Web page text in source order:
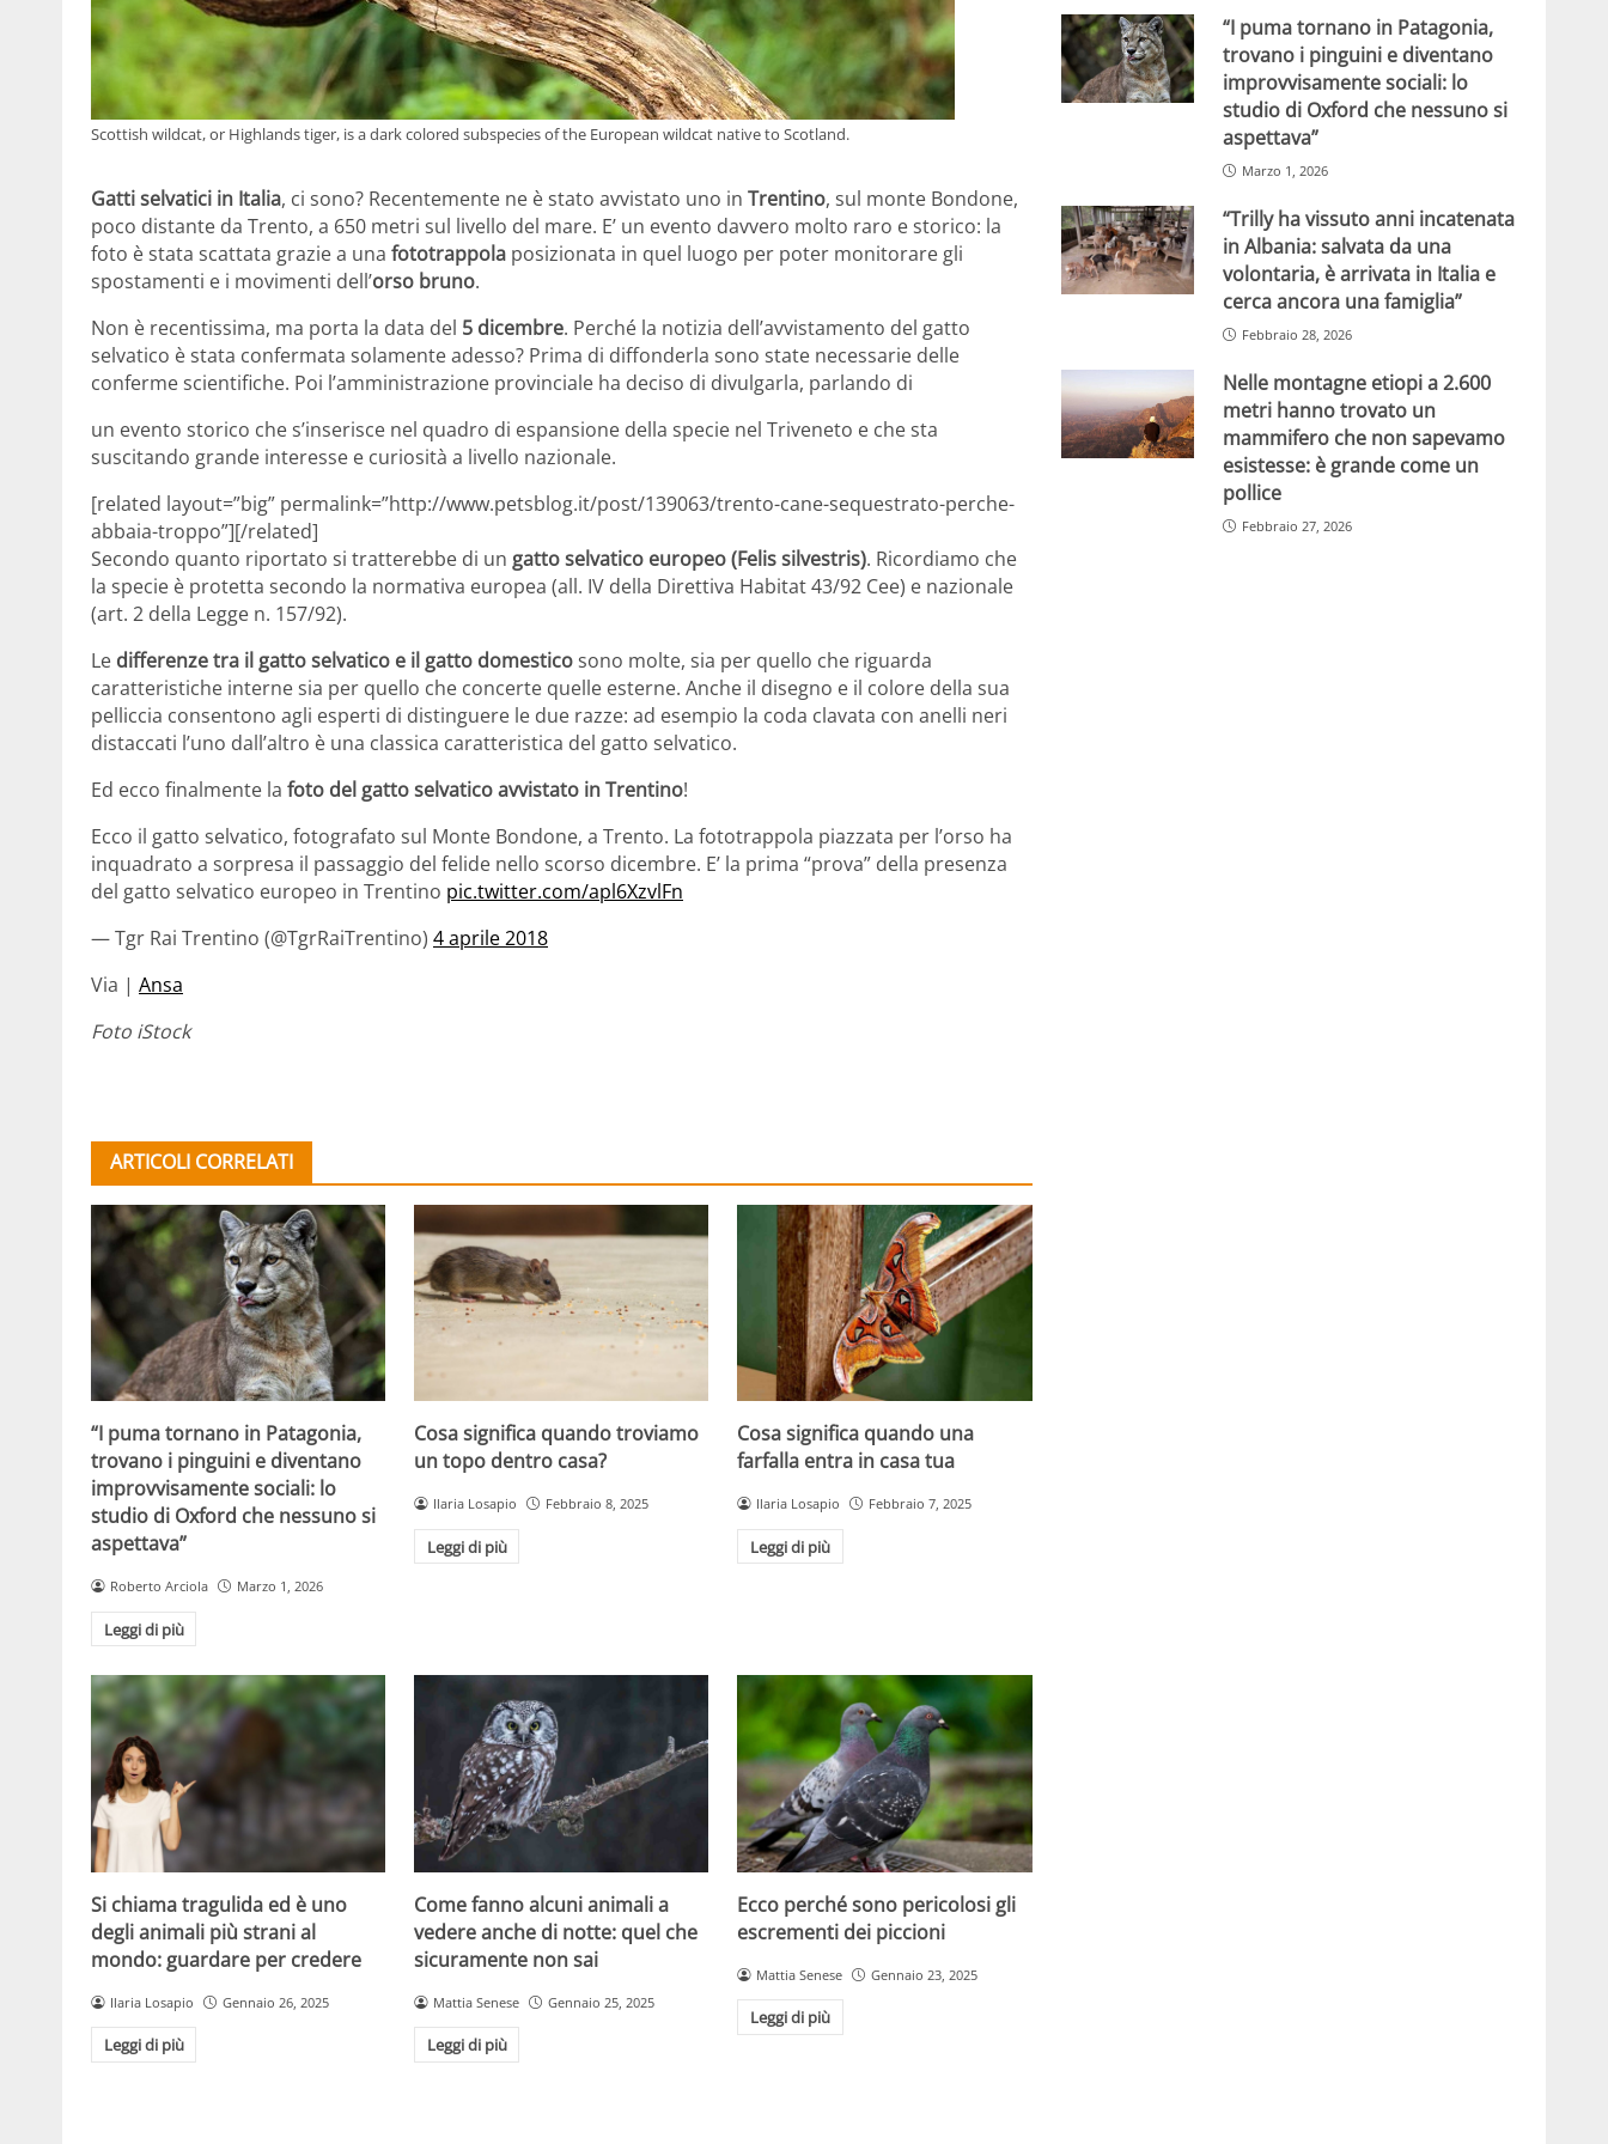
Scottish wildcat, or Highlands tiger, is a dark colored subspecies of the European wildcat native to Scotland.
Gatti selvatici in Italia, ci sono? Recentemente ne è stato avvistato uno in Trentino, sul monte Bondone,
poco distante da Trento, a 650 metri sul livello del mare. E’ un evento davvero molto raro e storico: la
foto è stata scattata grazie a una fototrappola posizionata in quel luogo per poter monitorare gli
spostamenti e i movimenti dell’orso bruno.
Non è recentissima, ma porta la data del 5 dicembre. Perché la notizia dell’avvistamento del gatto
selvatico è stata confermata solamente adesso? Prima di diffonderla sono state necessarie delle
conferme scientifiche. Poi l’amministrazione provinciale ha deciso di divulgarla, parlando di
un evento storico che s’inserisce nel quadro di espansione della specie nel Triveneto e che sta
suscitando grande interesse e curiosità a livello nazionale.
[related layout=”big” permalink=”http://www.petsblog.it/post/139063/trento-cane-sequestrato-perche-
abbaia-troppo”][/related]
Secondo quanto riportato si tratterebbe di un gatto selvatico europeo (Felis silvestris). Ricordiamo che
la specie è protetta secondo la normativa europea (all. IV della Direttiva Habitat 43/92 Cee) e nazionale
(art. 2 della Legge n. 157/92).
Le differenze tra il gatto selvatico e il gatto domesticosono molte, sia per quello che riguarda
caratteristiche interne sia per quello che concerte quelle esterne. Anche il disegno e il colore della sua
pelliccia consentono agli esperti di distinguere le due razze: ad esempio la coda clavata con anelli neri
distaccati l’uno dall’altro è una classica caratteristica del gatto selvatico.
Ed ecco finalmente la foto del gatto selvatico avvistato in Trentino!
Ecco il gatto selvatico, fotografato sul Monte Bondone, a Trento. La fototrappola piazzata per l’orso ha
inquadrato a sorpresa il passaggio del felide nello scorso dicembre. E’ la prima “prova” della presenza
del gatto selvatico europeo in Trentino pic.twitter.com/apl6XzvlFn
— Tgr Rai Trentino (@TgrRaiTrentino) 4 aprile 2018
Via | Ansa
Foto iStock
ARTICOLI CORRELATI
“I puma tornano in Patagonia,
trovano i pinguini e diventano
improvvisamente sociali: lo
studio di Oxford che nessuno si
aspettava”
Roberto Arciola Marzo 1, 2026
Leggi di più
Cosa significa quando troviamo
un topo dentro casa?
Ilaria Losapio Febbraio 8, 2025
Leggi di più
Cosa significa quando una
farfalla entra in casa tua
Ilaria Losapio Febbraio 7, 2025
Leggi di più
Si chiama tragulida ed è uno
degli animali più strani al
mondo: guardare per credere
Ilaria Losapio Gennaio 26, 2025
Leggi di più
Come fanno alcuni animali a
vedere anche di notte: quel che
sicuramente non sai
Mattia Senese Gennaio 25, 2025
Leggi di più
Ecco perché sono pericolosi gli
escrementi dei piccioni
Mattia Senese Gennaio 23, 2025
Leggi di più
“I puma tornano in Patagonia,
trovano i pinguini e diventano
improvvisamente sociali: lo
studio di Oxford che nessuno si
aspettava”
Marzo 1, 2026
“Trilly ha vissuto anni incatenata
in Albania: salvata da una
volontaria, è arrivata in Italia e
cerca ancora una famiglia”
Febbraio 28, 2026
Nelle montagne etiopi a 2.600
metri hanno trovato un
mammifero che non sapevamo
esistesse: è grande come un
pollice
Febbraio 27, 2026